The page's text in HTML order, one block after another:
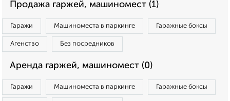
Продажа гаржей, машиномест (1)
Гаражи Машиноместа в паркинге Гаражные боксы
Агенство Без посредников
Аренда гаржей, машиномест (0)
Гаражи Машиноместа в паркинге Гаражные боксы